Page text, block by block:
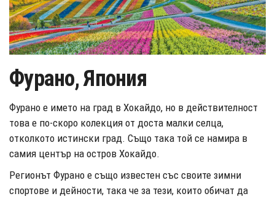
Фурано, Япония
Фурано е името на град в Хокайдо, но в действителност
това е по-скоро колекция от доста малки селца,
отколкото истински град. Също така той се намира в
самия център на остров Хокайдо.
Регионът Фурано е също известен със своите зимни
спортове и дейности, така че за тези, които обичат да